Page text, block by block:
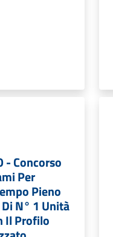
- Concorso
Per
Pieno
N° 1 Unità
Il Profilo